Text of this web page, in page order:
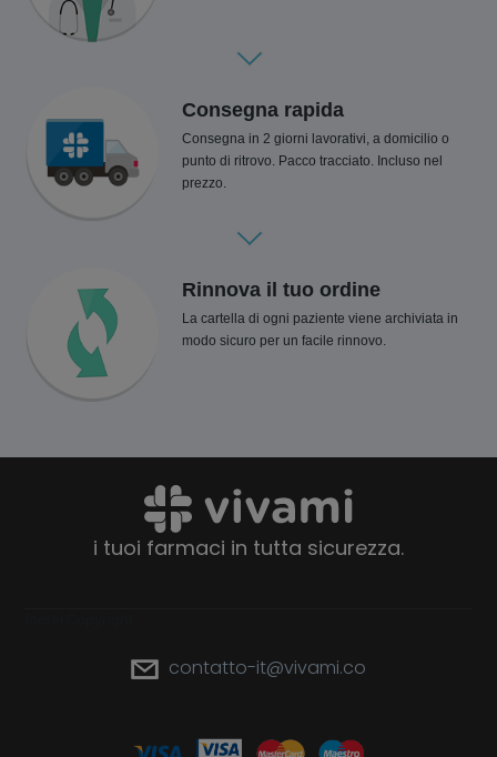
Consegna rapida
Consegna in 2 giorni lavorativi, a domicilio o
punto di ritrovo. Pacco tracciato. Incluso nel
prezzo.
Rinnova il tuo ordine
La cartella di ogni paziente viene archiviata in
modo sicuro per un facile rinnovo.
i tuoi farmaci in tutta sicurezza.
contatto-it@vivami.co